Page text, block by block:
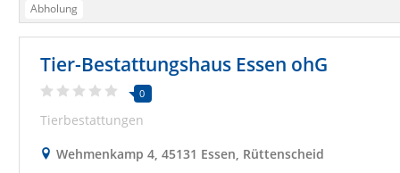
Abholung
Tier-Bestattungshaus Essen ohG
0
Tierbestattungen
Wehmenkamp 4, 45131 Essen, Rüttenscheid